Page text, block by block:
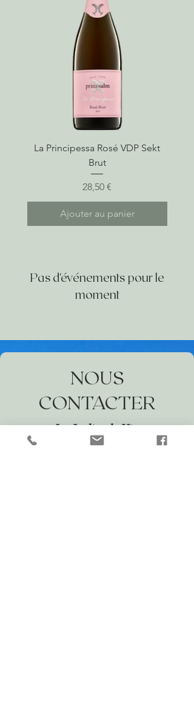
La Principessa Rosé VDP Sekt
Brut
Prix
28,50 €
Ajouter au panier
Pas d'événements pour le
moment
NOUS
CONTACTER
Grote Steenweg, 66